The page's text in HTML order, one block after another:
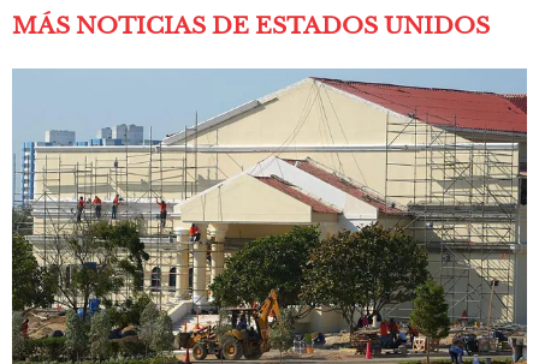
MÁS NOTICIAS DE ESTADOS UNIDOS